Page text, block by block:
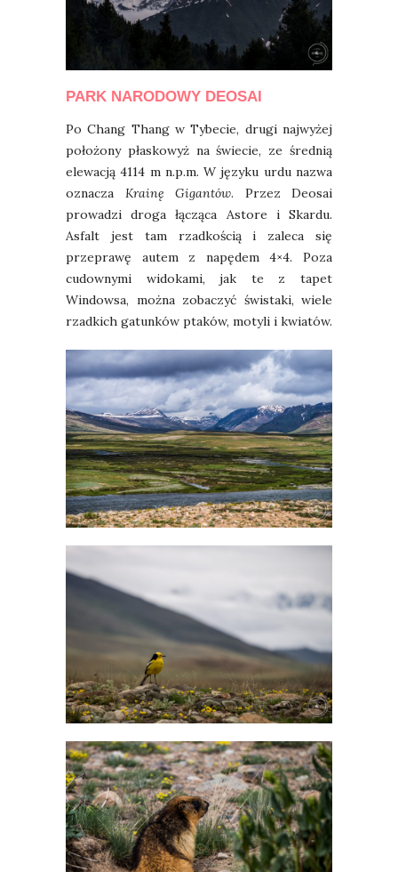
PARK NARODOWY DEOSAI
Po Chang Thang w Tybecie, drugi najwyżej
położony płaskowyż na świecie, ze średnią
elewacją 4114 m n.p.m. W języku urdu nazwa
oznacza Krainę Gigantów. Przez Deosai
prowadzi droga łącząca Astore i Skardu.
Asfalt jest tam rzadkością i zaleca się
przeprawę autem z napędem 4×4. Poza
cudownymi widokami, jak te z tapet
Windowsa, można zobaczyć świstaki, wiele
rzadkich gatunków ptaków, motyli i kwiatów.